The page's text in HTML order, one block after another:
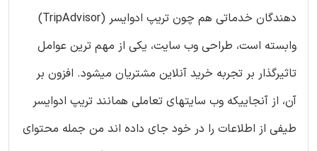
دهندگان خدماتی هم چون تریپ ادوایسر (TripAdvisor)
وابسته است، طراحی وب سایت، یکی از مهم ترین عوامل
تاثیرگذار بر تجربه خرید آنلاین مشتریان میشود. افزون بر
آن، از آنجاییکه وب سایتهای تعاملی همانند تریپ ادوایسر
طیفی از اطلاعات را در خود جای داده اند من جمله محتوای